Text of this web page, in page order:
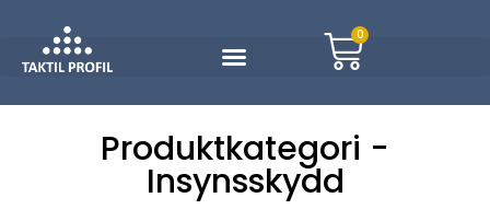
0
Produktkategori -
Insynsskydd